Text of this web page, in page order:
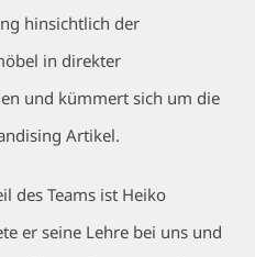
hinsichtlich der
in direkter
und kümmert sich um die
Artikel.
des Teams ist Heiko
er seine Lehre bei uns und